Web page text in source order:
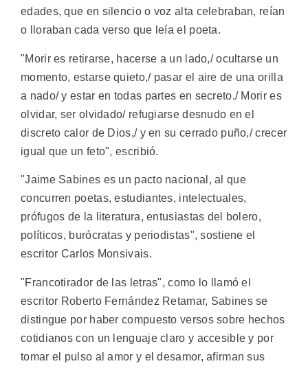
edades, que en silencio o voz alta celebraban, reían
o lloraban cada verso que leía el poeta.
"Morir es retirarse, hacerse a un lado,/ ocultarse un
momento, estarse quieto,/ pasar el aire de una orilla
a nado/ y estar en todas partes en secreto./ Morir es
olvidar, ser olvidado/ refugiarse desnudo en el
discreto calor de Dios,/ y en su cerrado puño,/ crecer
igual que un feto", escribió.
"Jaime Sabines es un pacto nacional, al que
concurren poetas, estudiantes, intelectuales,
prófugos de la literatura, entusiastas del bolero,
políticos, burócratas y periodistas", sostiene el
escritor Carlos Monsivais.
"Francotirador de las letras", como lo llamó el
escritor Roberto Fernández Retamar, Sabines se
distingue por haber compuesto versos sobre hechos
cotidianos con un lenguaje claro y accesible y por
tomar el pulso al amor y el desamor, afirman sus